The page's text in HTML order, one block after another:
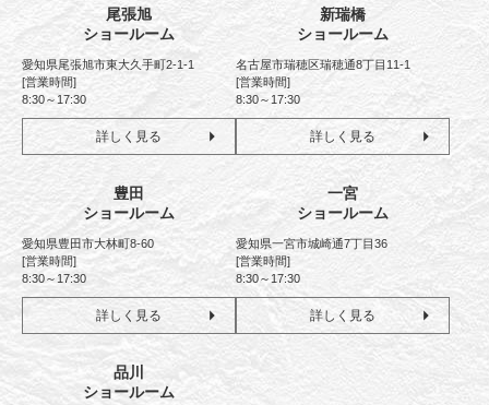
尾張旭
ショールーム
愛知県尾張旭市東大久手町2-1-1
[営業時間]
8:30～17:30
詳しく見る
新瑞橋
ショールーム
名古屋市瑞穂区瑞穂通8丁目11-1
[営業時間]
8:30～17:30
詳しく見る
豊田
ショールーム
愛知県豊田市大林町8-60
[営業時間]
8:30～17:30
詳しく見る
一宮
ショールーム
愛知県一宮市城崎通7丁目36
[営業時間]
8:30～17:30
詳しく見る
品川
ショールーム